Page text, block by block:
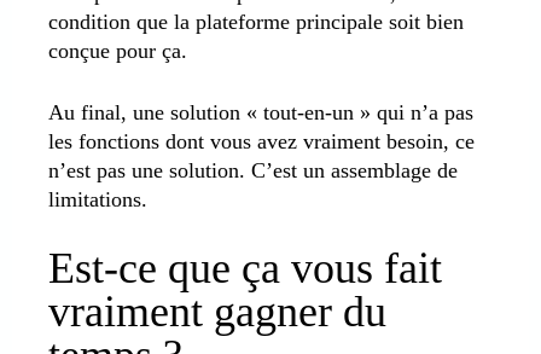
condition que la plateforme principale soit bien
conçue pour ça.
Au final, une solution « tout-en-un » qui n’a pas
les fonctions dont vous avez vraiment besoin, ce
n’est pas une solution. C’est un assemblage de
limitations.
Est-ce que ça vous fait
vraiment gagner du